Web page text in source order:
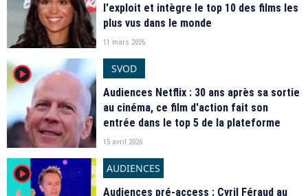
l'exploit et intègre le top 10 des films les
plus vus dans le monde
11 mars 2026
player2
SVOD
Audiences Netflix : 30 ans après sa sortie
au cinéma, ce film d'action fait son
entrée dans le top 5 de la plateforme
15 avril 2026
player2
AUDIENCES
Audiences pré-access : Cyril Féraud au